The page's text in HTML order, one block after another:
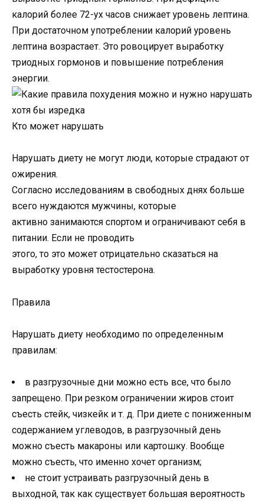
калорий более 72-ух часов снижает уровень лептина.
При достаточном употреблении калорий уровень
лептина возрастает. Это ровоцирует выработку
триодных гормонов и повышение потребления
энергии.
Кто может нарушать
Нарушать диету не могут люди, которые страдают от
ожирения.
Согласно исследованиям в свободных днях больше
всего нуждаются мужчины, которые
активно занимаются спортом и ограничивают себя в
питании. Если не проводить
этого, то это может отрицательно сказаться на
выработку уровня тестостерона.
Правила
Нарушать диету необходимо по определенным
правилам:
в разгрузочные дни можно есть все, что было
запрещено. При резком ограничении жиров стоит
съесть стейк, чизкейк и т. д. При диете с пониженным
содержанием углеводов, в разгрузочный день
можно съесть макароны или картошку. Вообще
можно съесть, что именно хочет организм;
не стоит устраивать разгрузочный день в
выходной, так как существует большая вероятность